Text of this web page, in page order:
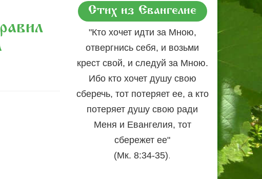
Стих из Евангелие
"Кто хочет идти за Мною,
отвергнись себя, и возьми
крест свой, и следуй за Мною.
Ибо кто хочет душу свою
сберечь, тот потеряет ее, а кто
потеряет душу свою ради
Меня и Евангелия, тот
сбережет ее"
(Мк. 8:34-35).